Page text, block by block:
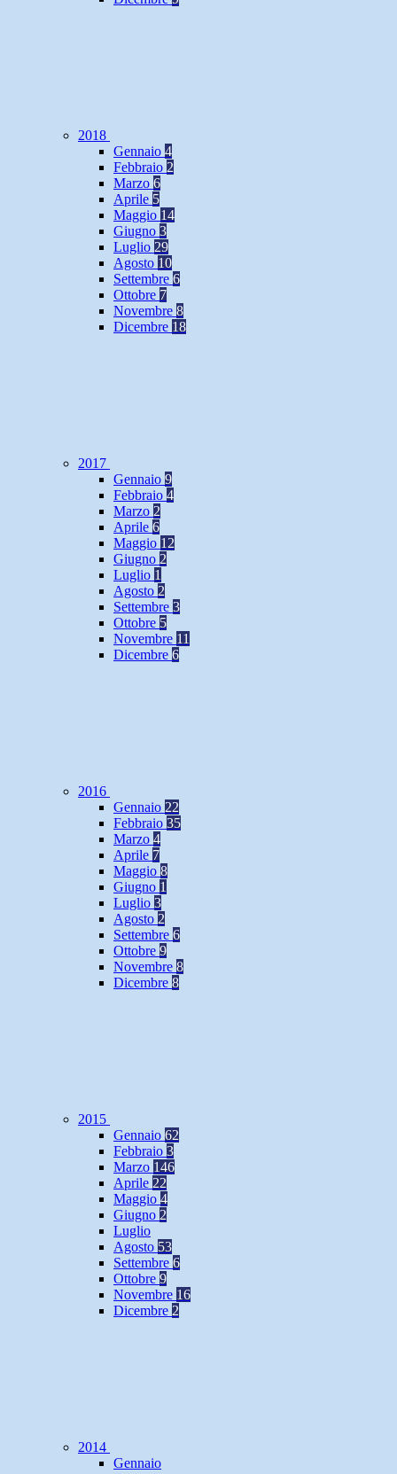
2018
Gennaio 4
Febbraio 2
Marzo 6
Aprile 5
Maggio 14
Giugno 3
Luglio 29
Agosto 10
Settembre 6
Ottobre 7
Novembre 8
Dicembre 18
2017
Gennaio 9
Febbraio 4
Marzo 2
Aprile 6
Maggio 12
Giugno 2
Luglio 1
Agosto 2
Settembre 3
Ottobre 5
Novembre 11
Dicembre 6
2016
Gennaio 22
Febbraio 35
Marzo 4
Aprile 7
Maggio 8
Giugno 1
Luglio 3
Agosto 2
Settembre 6
Ottobre 9
Novembre 8
Dicembre 8
2015
Gennaio 62
Febbraio 3
Marzo 146
Aprile 22
Maggio 4
Giugno 2
Luglio
Agosto 53
Settembre 6
Ottobre 9
Novembre 16
Dicembre 2
2014
Gennaio